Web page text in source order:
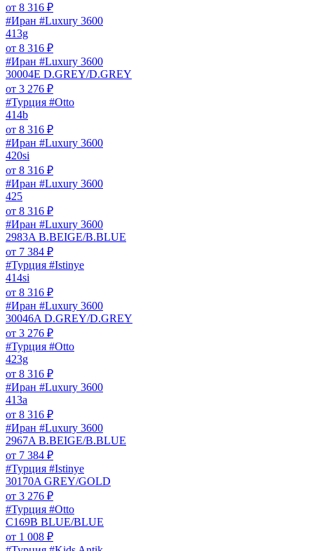
от 8 316 ₽
#Иран #Luxury 3600
413g
от 8 316 ₽
#Иран #Luxury 3600
30004E D.GREY/D.GREY
от 3 276 ₽
#Турция #Otto
414b
от 8 316 ₽
#Иран #Luxury 3600
420si
от 8 316 ₽
#Иран #Luxury 3600
425
от 8 316 ₽
#Иран #Luxury 3600
2983A B.BEIGE/B.BLUE
от 7 384 ₽
#Турция #Istinye
414si
от 8 316 ₽
#Иран #Luxury 3600
30046A D.GREY/D.GREY
от 3 276 ₽
#Турция #Otto
423g
от 8 316 ₽
#Иран #Luxury 3600
413a
от 8 316 ₽
#Иран #Luxury 3600
2967A B.BEIGE/B.BLUE
от 7 384 ₽
#Турция #Istinye
30170A GREY/GOLD
от 3 276 ₽
#Турция #Otto
C169B BLUE/BLUE
от 1 008 ₽